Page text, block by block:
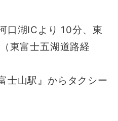
口湖ICより 10分、東
東富士五湖道路経
士山駅』からタクシー